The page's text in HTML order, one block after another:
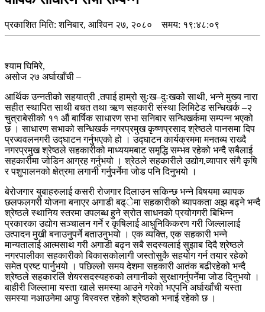
प्रकाशित मिति:शनिबार, आश्विन २७, २०८० समय: १९:४८:०९
श्याम घिमिरे,
असोज २७ अर्घाखाँची –
आर्थिक उन्नतीको सहयात्री ,तपाई हाम्रो सुःख–दुःखको साथी, भन्ने मुख्य नारा
सहीत स्थापित साथी बचत तथा ऋण सहकारी संस्था लिमिटेड सन्धिखर्क –२
चुत्राबेसीको ११ औं बार्षिक साधारण सभा सनिबार सन्धिखर्कमा सम्पन्न भएको
छ । साधारण सभाको सन्धिखर्क नगरप्रमुख कृष्णप्रसाद श्रेष्ठले पानसमा दिप
प्रज्ववलनगरी उद्घाटन गर्नुभएको हो । उद्घाटन कार्यक्रममा मनतब्य राख्दै
नगरप्रमुख श्रेष्ठले सहकारीको माध्ययमबाट समृद्धि सम्भव रहेको भन्दै सबैलाई
सहकारीमा जोडिन आग्रह गर्नुभयो । श्रेठले सहकारीले उद्योग,व्यापार संगै कृषि
र पशुपालनको क्षेत्रमा लगानी गर्नुपर्नेमा जोड पनि दिनुभयो ।
बेरोजगार युबाहरुलाई कसरी रोजगार दिलाउन सकिन्छ भन्ने बिषयमा ब्यापक
छलफलगरी योजना बनाएर अगाडी बढ्ेमा सहकारीको ब्यापकता अझ बढ्ने भन्दै
श्रेष्ठले स्थानिय स्तरमा उपलब्ध हुने स्रोत साधनको प्रयोगगरी बिभिन्न
प्रकारका उद्योग सञ्चालन गर्ने र कृषिलाई आधुनिकिकरण गरी जिल्लालाई
उत्पादन मुखी बनाउनुपर्ने बताउनुभयो । एक व्यक्ति, एक सहकारी भन्ने
मान्यतालाई आत्मसाथ गरी अगाडी बढ्न सबै सदस्यलाई सुझाब दिदै श्रेष्ठले
नगरपालीका सहकारीको बिकासकोलागी जस्तोसुकै सहयोग गर्न तयार रहेको
समेत प्रष्ट पार्नुभयो । पछिल्लो समय देशमा सहकारी आतंक बढीरहेको भन्दै
श्रेष्ठले सहकारलिे शेयरसदस्यहरुको लगानीको सुरक्षागर्नुपर्नेमा जोड दिनुभयो ।
बाहीरी जिल्लामा यस्ता खाले समस्या आउने गरेको भएपनि अर्घाखाँची यस्ता
समस्या नआउनेमा आफु विस्वस्त रहेको श्रेष्ठको भनाई रहेको छ ।